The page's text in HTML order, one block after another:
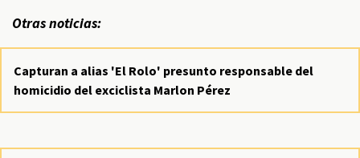
Otras noticias:
Capturan a alias 'El Rolo' presunto responsable del
homicidio del exciclista Marlon Pérez